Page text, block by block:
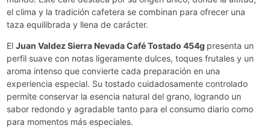
el clima y la tradición cafetera se combinan para ofrecer una
taza equilibrada y llena de carácter.
El Juan Valdez Sierra Nevada Café Tostado 454g presenta un
perfil suave con notas ligeramente dulces, toques frutales y un
aroma intenso que convierte cada preparación en una
experiencia especial. Su tostado cuidadosamente controlado
permite conservar la esencia natural del grano, logrando un
sabor redondo y agradable tanto para el consumo diario como
para momentos más especiales.